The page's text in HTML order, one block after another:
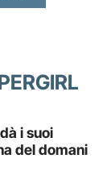
i suoi
del domani